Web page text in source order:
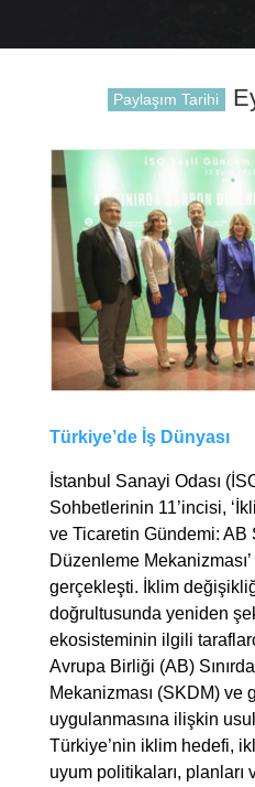
Paylaşım Tarihi
Türkiye’de İş Dünyası
İstanbul Sanayi Odası
Sohbetlerinin 11’incisi,
ve Ticaretin Gündemi: AB
Düzenleme
gerçekleşti. İklim
doğrultusunda yeniden
ekosisteminin ilgili
Avrupa Birliği (AB)
Mekanizması (SKDM) ve
uygulanmasına ilişkin
Türkiye’nin iklim hedefi,
uyum politikaları, planları